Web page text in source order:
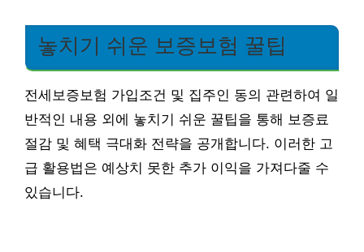
놓치기 쉬운 보증보험 꿀팁
전세보증보험 가입조건 및 집주인 동의 관련하여 일
반적인 내용 외에 놓치기 쉬운 꿀팁을 통해 보증료
절감 및 혜택 극대화 전략을 공개합니다. 이러한 고
급 활용법은 예상치 못한 추가 이익을 가져다줄 수
있습니다.